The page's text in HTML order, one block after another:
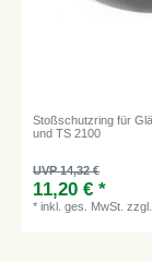
Stoßschutzring für
und TS 2100
UVP 14,32 €
11,20 € *
*inkl. ges. MwSt.